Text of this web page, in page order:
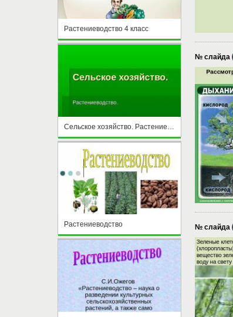
Растениеводство 4 класс
Растениеводство
№ слайда
№ слайда